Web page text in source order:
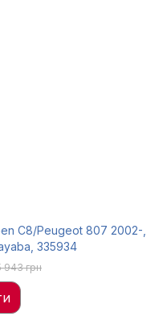
C8/Peugeot 807 2002-,
335934
943 грн